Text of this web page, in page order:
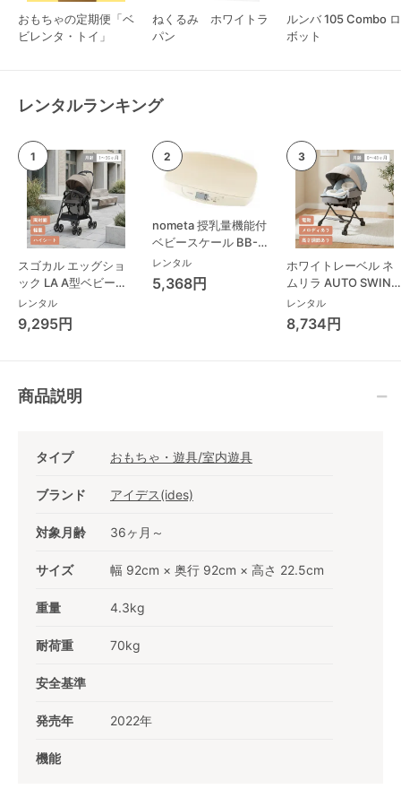
おもちゃの定期便「ベ
ビレンタ・トイ」
ねくるみ ホワイトラ
パン
ルンバ 105 Combo ロ
ボット
レンタルランキング
スゴカル エッグショ
ック LA A型ベビーカ
ー コンビ(Combi)
レンタル
9,295円
nometa 授乳量機能付
ベビースケール BB-
105 タニタ(TANITA)
ベビースケール・体重
計
レンタル
5,368円
ホワイトレーベル ネ
ムリラ AUTO SWING
BEDi Long スリープ
シェル EG コンビ
(Combi) ハイローチ
レンタル
8,734円
商品説明
タイプ おもちゃ・遊具/室内遊具
ブランド アイデス(ides)
対象月齢 36ヶ月～
サイズ 幅 92cm × 奥行 92cm × 高さ 22.5cm
重量 4.3kg
耐荷重 70kg
安全基準
発売年 2022年
機能